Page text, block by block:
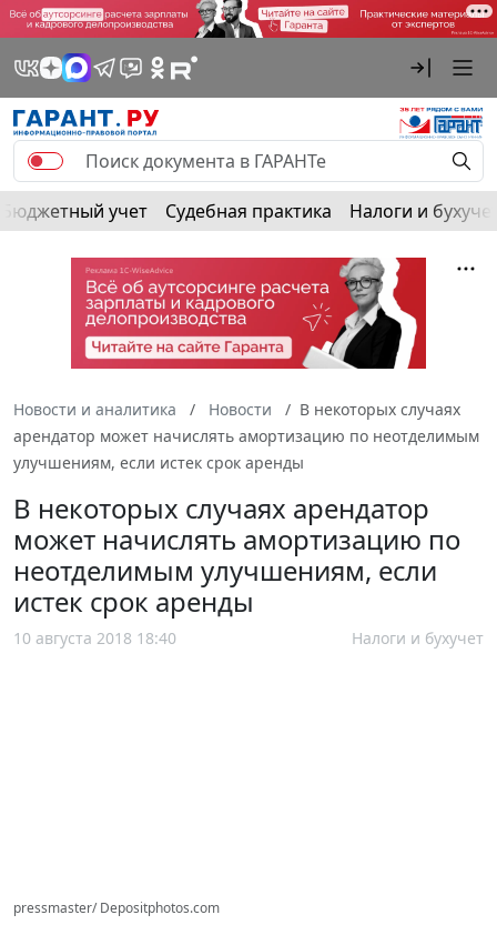
Бюджетный учет Судебная практика Налоги и
Новости и аналитика Новости
В некоторых случаях
арендатор может начислять амортизацию по неотделимым
улучшениям, если истек срок аренды
В некоторых случаях арендатор
может начислять амортизацию по
неотделимым улучшениям, если
истек срок аренды
10 августа 2018 18:40 Налоги и бухучет
pressmaster/ Depositphotos.com